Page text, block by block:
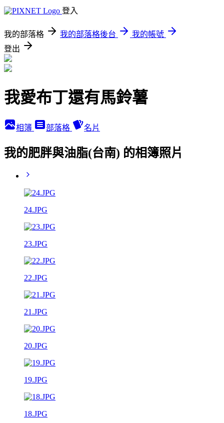
登入
我的部落格 我的部落格後台
我的帳號
登出
我愛布丁還有馬鈴薯
相簿 部落格 名片
我的肥胖與油脂(台南) 的相簿照片
24.JPG
23.JPG
22.JPG
21.JPG
20.JPG
19.JPG
18.JPG